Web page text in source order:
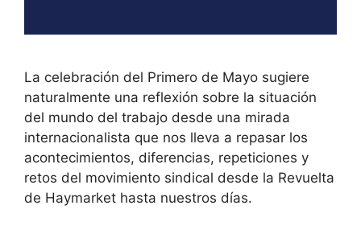
La celebración del Primero de Mayo sugiere
naturalmente una reflexión sobre la situación
del mundo del trabajo desde una mirada
internacionalista que nos lleva a repasar los
acontecimientos, diferencias, repeticiones y
retos del movimiento sindical desde la Revuelta
de Haymarket hasta nuestros días.